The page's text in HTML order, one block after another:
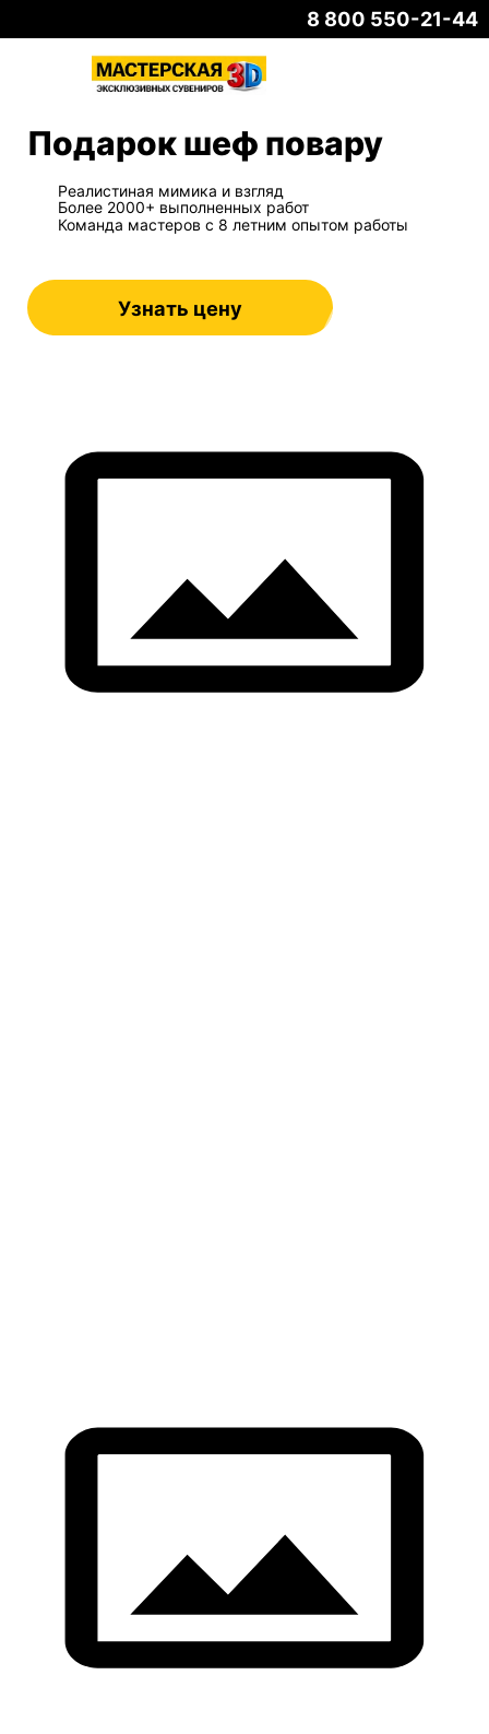
8 800 550-21-44
Подарок шеф повару
Реалистиная мимика и взгляд
Более 2000+ выполненных работ
Команда мастеров с 8 летним опытом работы
Узнать цену